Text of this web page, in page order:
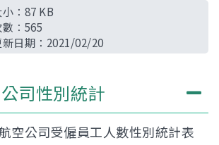
： 87 KB
： 565
日期： 2021/02/20
司性別統計
空公司受僱員工人數性別統計表